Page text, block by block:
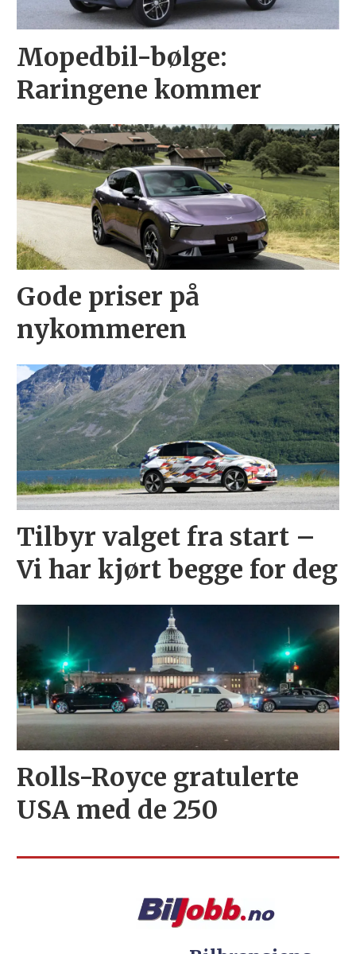
Mopedbil-bølge:
Raringene kommer
Gode priser på
nykommeren
Tilbyr valget fra start –
Vi har kjørt begge for deg
Rolls-Royce gratulerte
USA med de 250